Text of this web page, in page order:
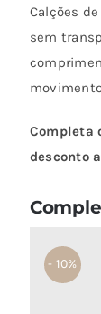
Calções
sem
Completa
desconto
- 10%